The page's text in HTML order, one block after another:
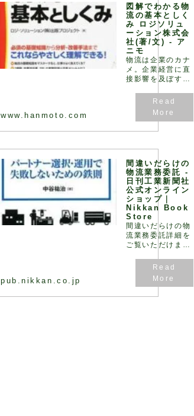
すると共に物流現
場の課題や物流セ
ンターの事例につ
いても解説
図解でわかる物
流の基本としく
み ロジソリュ
ーション株式会
社(著/文) - ア
ニモ
物流は企業のカナ
メ。企業経営に直
接影響を及ぼす
です!実際に物流
をおこない、問題
ス全体で最… - 引
用：版元ドットコ
ム
www.hanmoto.com
間違いだらけの
物流業務委託 -
日刊工業新聞社
公式オンライン
ショップ｜
Nikkan Book
Store
間違いだらけの物
流業務委託詳細を
ご覧いただけま
pub.nikkan.co.jp